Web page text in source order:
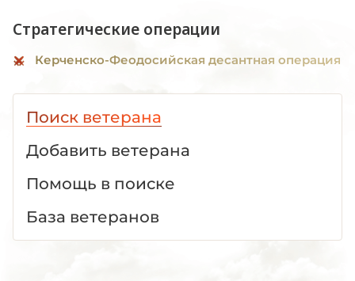
Стратегические операции
Керченско-Феодосийская десантная операция
Поиск ветерана
Добавить ветерана
Помощь в поиске
База ветеранов